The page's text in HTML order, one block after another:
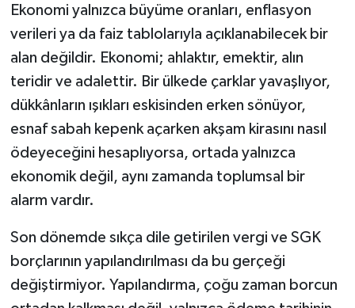
Ekonomi yalnızca büyüme oranları, enflasyon
verileri ya da faiz tablolarıyla açıklanabilecek bir
alan değildir. Ekonomi; ahlaktır, emektir, alın
teridir ve adalettir. Bir ülkede çarklar yavaşlıyor,
dükkânların ışıkları eskisinden erken sönüyor,
esnaf sabah kepenk açarken akşam kirasını nasıl
ödeyeceğini hesaplıyorsa, ortada yalnızca
ekonomik değil, aynı zamanda toplumsal bir
alarm vardır.
Son dönemde sıkça dile getirilen vergi ve SGK
borçlarının yapılandırılması da bu gerçeği
değiştirmiyor. Yapılandırma, çoğu zaman borcun